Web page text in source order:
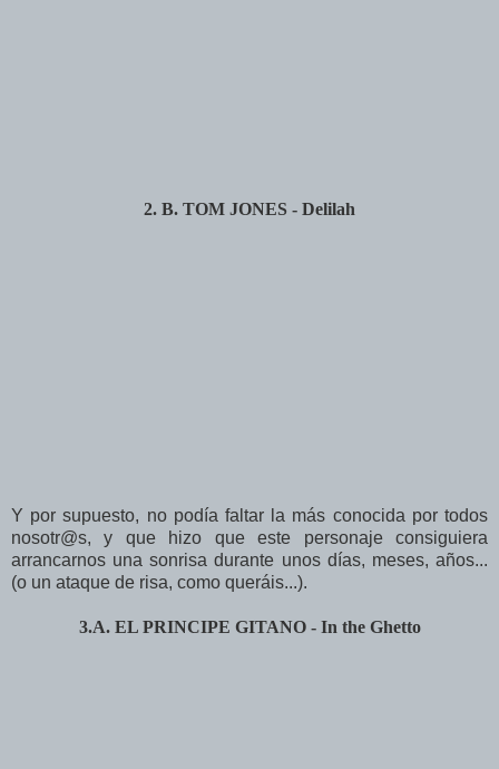
2. B. TOM JONES - Delilah
Y por supuesto, no podía faltar la más conocida por todos
nosotr@s, y que hizo que este personaje consiguiera
arrancarnos una sonrisa durante unos días, meses, años...
(o un ataque de risa, como queráis...).
3.A. EL PRINCIPE GITANO - In the Ghetto